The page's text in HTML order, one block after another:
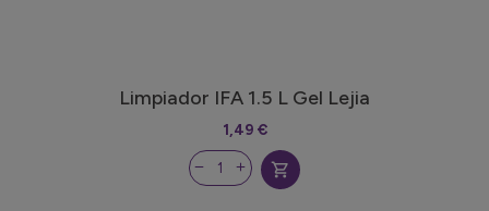
Limpiador IFA 1.5 L Gel Lejia
1,49 €
shopping_cart